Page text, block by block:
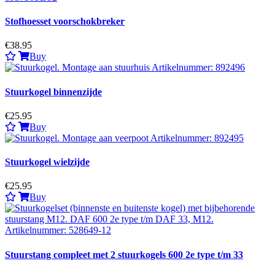
Stofhoesset voorschokbreker
€38.95
Buy
Stuurkogel binnenzijde
€25.95
Buy
Stuurkogel wielzijde
€25.95
Buy
Stuurstang compleet met 2 stuurkogels 600 2e type t/m 33